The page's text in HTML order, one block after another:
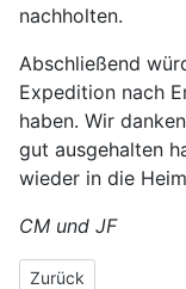
nachholten.
Abschließend
Expedition nach
haben. Wir
gut ausgehalten
wieder in die
CM und JF
Vorheriger Beitrag:
Zurück